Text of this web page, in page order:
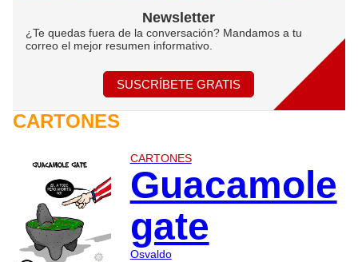
Newsletter
¿Te quedas fuera de la conversación? Mandamos a tu
correo el mejor resumen informativo.
SUSCRÍBETE GRATIS
CARTONES
CARTONES
Guacamole
gate
Osvaldo